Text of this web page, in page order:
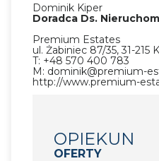
Dominik Kiper
Doradca Ds.
Premium Estates
ul. Żabiniec 87/35, 31-215
T: +48 570 400 783
M: dominik@premium-
http://www.premium-
OPIEKUN
OFERTY